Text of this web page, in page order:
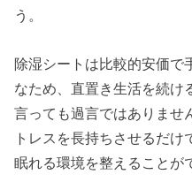
う。
除湿シートは比較的安価で
なため、直置き生活を続け
言っても過言ではありませ
トレスを長持ちさせるだ
眠れる環境を整えることが